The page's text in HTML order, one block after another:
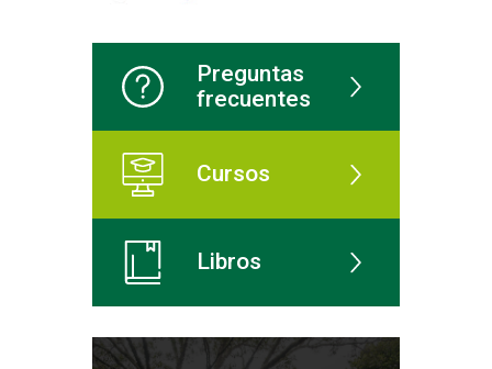
Preguntas
frecuentes
Cursos
Libros